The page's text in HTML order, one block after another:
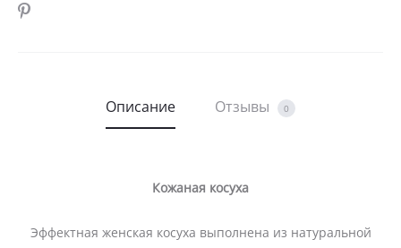
SHARE
Описание Отзывы 0
Кожаная косуха
Эффектная женская косуха выполнена из натуральной